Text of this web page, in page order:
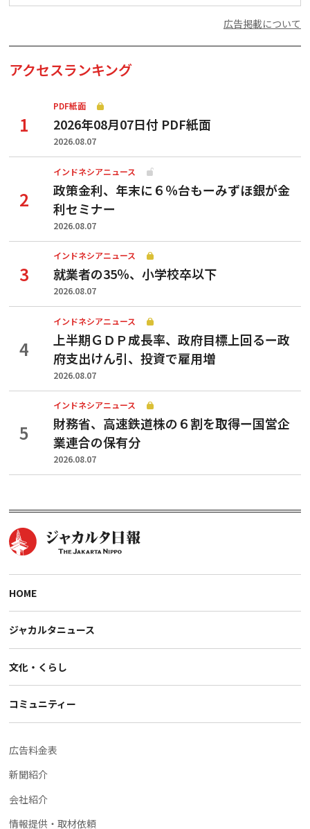
広告掲載について
アクセスランキング
PDF紙面
2026年08月07日付 PDF紙面
2026.08.07
インドネシアニュース
政策金利、年末に６％台もーみずほ銀が金
利セミナー
2026.08.07
インドネシアニュース
就業者の35％、小学校卒以下
2026.08.07
インドネシアニュース
上半期ＧＤＰ成長率、政府目標上回るー政
府支出けん引、投資で雇用増
2026.08.07
インドネシアニュース
財務省、高速鉄道株の６割を取得ー国営企
業連合の保有分
2026.08.07
HOME
ジャカルタニュース
文化・くらし
コミュニティー
広告料金表
新聞紹介
会社紹介
情報提供・取材依頼